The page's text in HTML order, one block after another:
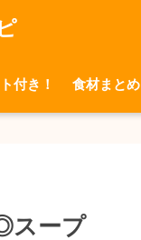
付き！ 食材まとめ
スープ